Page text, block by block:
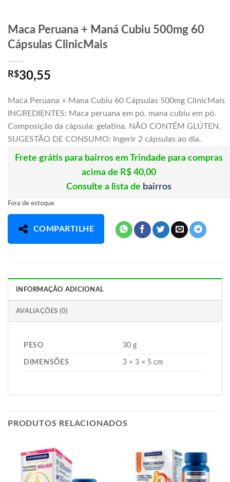
Maca Peruana + Maná Cubiu 500mg 60
Cápsulas ClinicMais
R$30,55
Maca Peruana + Mana Cubiu 60 Cápsulas 500mg ClinicMais
INGREDIENTES: Maca peruana em pó, mana cubiu em pó.
Composição da cápsula: gelatina. NÃO CONTÉM GLÚTEN.
SUGESTÃO DE CONSUMO: Ingerir 2 cápsulas ao dia.
Frete grátis para bairros em Trindade para compras
acima de R$ 40,00
Consulte a lista de bairros
Fora de estoque
COMPARTILHE
INFORMAÇÃO ADICIONAL
AVALIAÇÕES (0)
PESO 30 g
DIMENSÕES 3 × 3 × 5 cm
PRODUTOS RELACIONADOS